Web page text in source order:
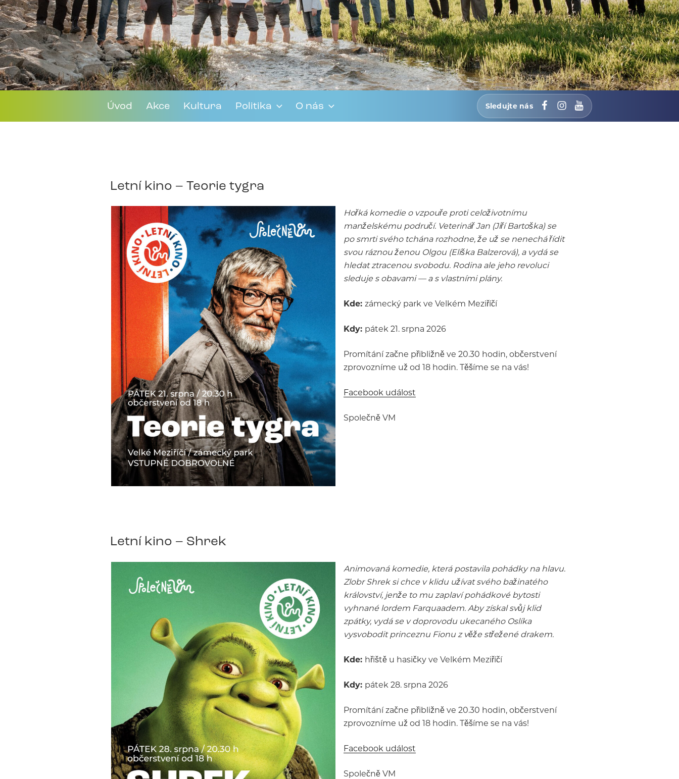
Úvod Akce Kultura Politika O nás Sledujte nás Facebook
Instagram
YouTube
Letní kino – Teorie tygra
Hořká komedie o vzpouře proti celoživotnímu
manželskému područí. Veterinář Jan (Jiří Bartoška) se
po smrti svého tchána rozhodne, že už se nenechá řídit
svou ráznou ženou Olgou (Eliška Balzerová), a vydá se
hledat ztracenou svobodu. Rodina ale jeho revoluci
sleduje s obavami — a s vlastními plány.
Kde: zámecký park ve Velkém Meziříčí
Kdy: pátek 21. srpna 2026
Promítání začne přibližně ve 20.30 hodin, občerstvení
zprovozníme už od 18 hodin. Těšíme se na vás!
Facebook událost
Společně VM
Letní kino – Shrek
Animovaná komedie, která postavila pohádky na hlavu.
Zlobr Shrek si chce v klidu užívat svého bažinatého
království, jenže to mu zaplaví pohádkové bytosti
vyhnané lordem Farquaadem. Aby získal svůj klid
zpátky, vydá se v doprovodu ukecaného Oslíka
vysvobodit princeznu Fionu z věže střežené drakem.
Kde: hřiště u hasičky ve Velkém Meziříčí
Kdy: pátek 28. srpna 2026
Promítání začne přibližně ve 20.30 hodin, občerstvení
zprovozníme už od 18 hodin. Těšíme se na vás!
Facebook událost
Společně VM